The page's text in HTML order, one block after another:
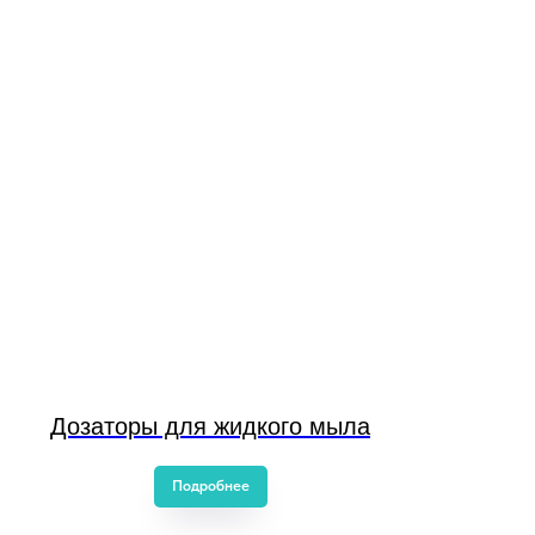
Дозаторы для жидкого мыла
Подробнее